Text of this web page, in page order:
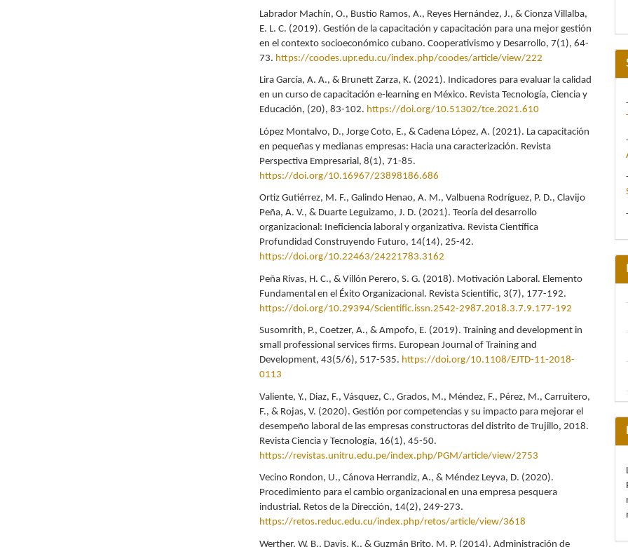
Labrador Machín, O., Bustio Ramos, A., Reyes Hernández, J., & Cionza Villalba,
E. L. C. (2019). Gestión de la capacitación y capacitación para una mejor gestión
en el contexto socioeconómico cubano. Cooperativismo y Desarrollo, 7(1), 64-
73. https://coodes.upr.edu.cu/index.php/coodes/article/view/222
Lira García, A. A., & Brunett Zarza, K. (2021). Indicadores para evaluar la calidad
en un curso de capacitación e-learning en México. Revista Tecnología, Ciencia y
Educación, (20), 83-102. https://doi.org/10.51302/tce.2021.610
López Montalvo, D., Jorge Coto, E., & Cadena López, A. (2021). La capacitación
en pequeñas y medianas empresas: Hacia una caracterización. Revista
Perspectiva Empresarial, 8(1), 71-85.
https://doi.org/10.16967/23898186.686
Ortiz Gutiérrez, M. F., Galindo Henao, A. M., Valbuena Rodríguez, P. D., Clavijo
Peña, A. V., & Duarte Leguizamo, J. D. (2021). Teoría del desarrollo
organizacional: Ineficiencia laboral y organizativa. Revista Científica
Profundidad Construyendo Futuro, 14(14), 25-42.
https://doi.org/10.22463/24221783.3162
Peña Rivas, H. C., & Villón Perero, S. G. (2018). Motivación Laboral. Elemento
Fundamental en el Éxito Organizacional. Revista Scientific, 3(7), 177-192.
https://doi.org/10.29394/Scientific.issn.2542-2987.2018.3.7.9.177-192
Susomrith, P., Coetzer, A., & Ampofo, E. (2019). Training and development in
small professional services firms. European Journal of Training and
Development, 43(5/6), 517-535. https://doi.org/10.1108/EJTD-11-2018-
0113
Valiente, Y., Diaz, F., Vásquez, C., Grados, M., Méndez, F., Pérez, M., Carruitero,
F., & Rojas, V. (2020). Gestión por competencias y su impacto para mejorar el
desempeño laboral de las empresas constructoras del distrito de Trujillo, 2018.
Revista Ciencia y Tecnología, 16(1), 45-50.
https://revistas.unitru.edu.pe/index.php/PGM/article/view/2753
Vecino Rondon, U., Cánova Herrandiz, A., & Méndez Leyva, D. (2020).
Procedimiento para el cambio organizacional en una empresa pesquera
industrial. Retos de la Dirección, 14(2), 249-273.
https://retos.reduc.edu.cu/index.php/retos/article/view/3618
Werther, W. B., Davis, K., & Guzmán Brito, M. P. (2014). Administración de
-
-
-
-